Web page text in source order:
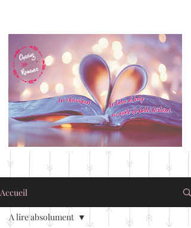
Accueil
A lire absolument